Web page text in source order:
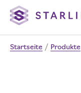
Startseite / Produkte